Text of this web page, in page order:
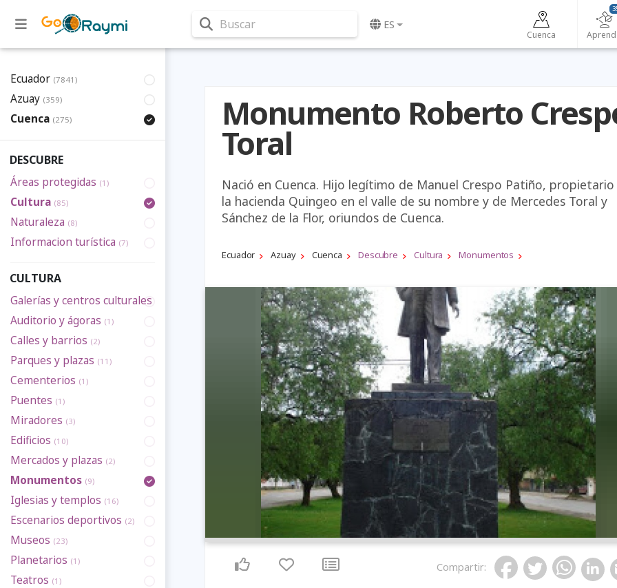
Buscar ES
Cuenca
Ecuador (7841)
Azuay (359)
Cuenca (275)
DESCUBRE
Áreas protegidas (1)
Cultura (85)
Naturaleza (8)
Informacion turística (7)
CULTURA
Galerías y centros culturales
Auditorio y ágoras (1)
Calles y barrios (2)
Parques y plazas (11)
Cementerios (1)
Puentes (1)
Miradores (3)
Edificios (10)
Mercados y plazas (2)
Monumentos (9)
Iglesias y templos (16)
Escenarios deportivos (2)
Museos (23)
Planetarios (1)
Teatros (1)
Monumento Roberto
Toral
Nació en Cuenca. Hijo legítimo de Manuel Crespo Patiño, propietario
la hacienda Quingeo en el valle de su nombre y de Mercedes Toral y
Sánchez de la Flor, oriundos de Cuenca.
Ecuador Azuay Cuenca Descubre Cultura Monumentos
Compartir: